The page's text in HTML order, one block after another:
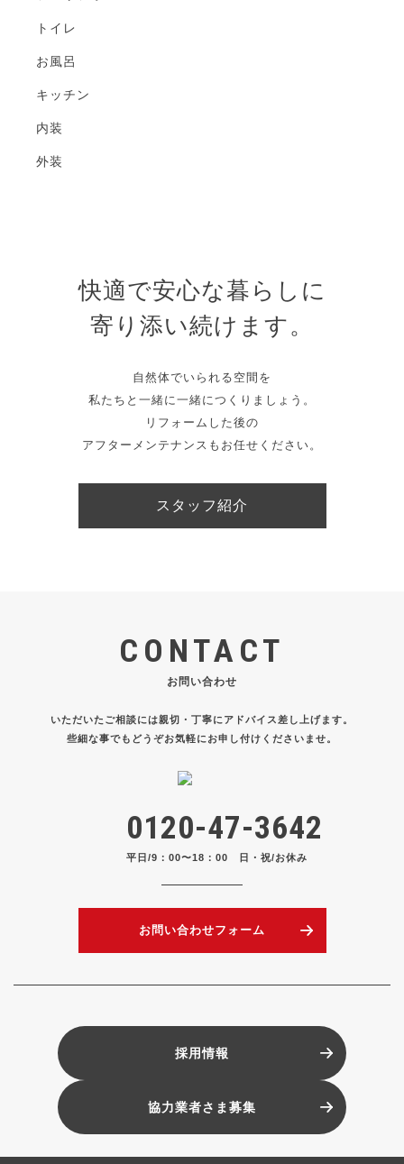
トイレ
お風呂
キッチン
内装
外装
快適で安心な暮らしに
寄り添い続けます。
自然体でいられる空間を
私たちと一緒に一緒につくりましょう。
リフォームした後の
アフターメンテナンスもお任せください。
スタッフ紹介
CONTACT
お問い合わせ
いただいたご相談には親切・丁寧にアドバイス差し上げます。
些細な事でもどうぞお気軽にお申し付けくださいませ。
0120-47-3642
平日/9：00〜18：00 日・祝/お休み
お問い合わせフォーム
採用情報
協力業者さま募集